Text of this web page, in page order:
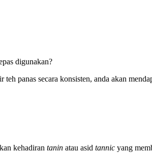
digunakan?
panas secara konsisten, anda akan
kehadiran tanin atau asid tannic yang